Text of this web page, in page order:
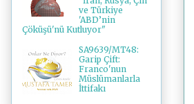
ve Türkiye
'ABD’nin
Çöküşü'nü Kutluyor"
SA9639/MT48:
Garip Çift:
Franco'nun
Müslümanlarla
İttifakı